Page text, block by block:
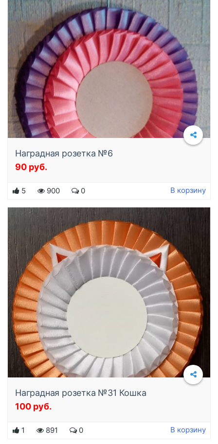
Наградная розетка №6
90 руб.
5 900 0 В корзину
Наградная розетка №31 Кошка
100 руб.
1 891 0 В корзину